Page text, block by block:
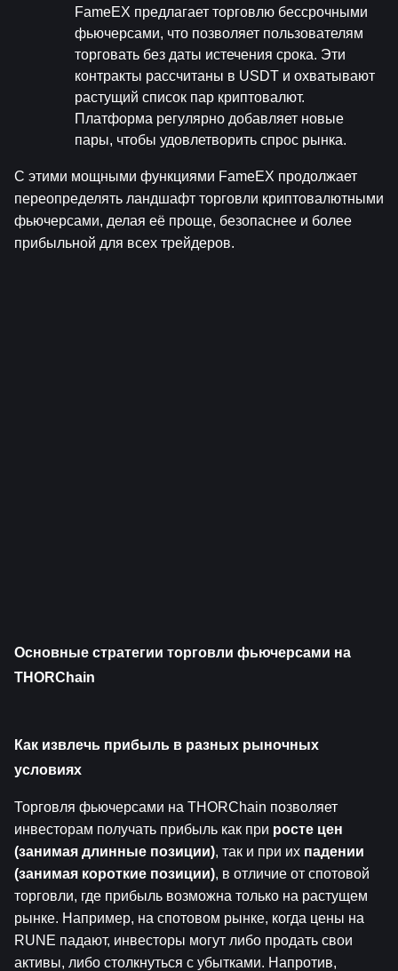
FameEX предлагает торговлю бессрочными
фьючерсами, что позволяет пользователям
торговать без даты истечения срока. Эти
контракты рассчитаны в USDT и охватывают
растущий список пар криптовалют.
Платформа регулярно добавляет новые
пары, чтобы удовлетворить спрос рынка.
С этими мощными функциями FameEX продолжает
переопределять ландшафт торговли криптовалютными
фьючерсами, делая её проще, безопаснее и более
прибыльной для всех трейдеров.
Основные стратегии торговли фьючерсами на
THORChain
Как извлечь прибыль в разных рыночных
условиях
Торговля фьючерсами на THORChain позволяет
инвесторам получать прибыль как при росте цен
(занимая длинные позиции), так и при их падении
(занимая короткие позиции), в отличие от спотовой
торговли, где прибыль возможна только на растущем
рынке. Например, на спотовом рынке, когда цены на
RUNE падают, инвесторы могут либо продать свои
активы, либо столкнуться с убытками. Напротив,